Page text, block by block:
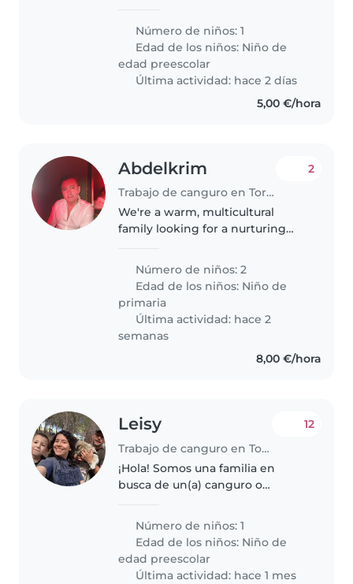
otra no
Número de niños: 1
Edad de los niños: Niño de
edad preescolar
Última actividad: hace 2 días
5,00 €/hora
Abdelkrim
Trabajo de canguro en Torrevieja
2
We're a warm, multicultural
family looking for a nurturing
friendly and calm school-age
children. Native-level English
and Swedish speaker preferred.
Número de niños: 2
Edad de los niños: Niño de
primaria
Última actividad: hace 2
semanas
8,00 €/hora
Leisy
Trabajo de canguro en Torrevieja
12
¡Hola! Somos una familia en
busca de un(a) canguro o
edad preescolar. Nuestro
pequeño es amigable, tranquilo
e inteligente.
Número de niños: 1
Edad de los niños: Niño de
edad preescolar
Última actividad: hace 1 mes